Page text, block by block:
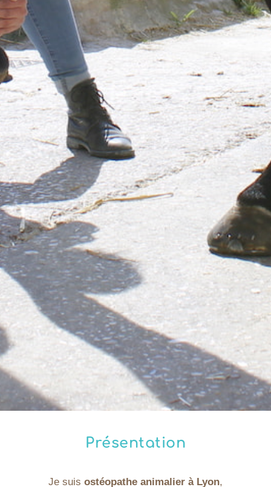
Présentation
Je suis ostéopathe animalier à Lyon,